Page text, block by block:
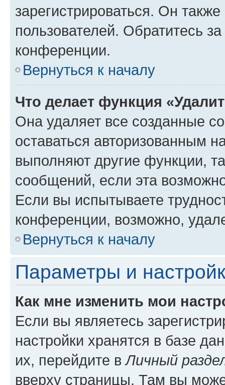
зарегистрироваться. Он
пользователей. Обратитесь
конференции.
Вернуться к началу
Что делает функция
Она удаляет все созданные
оставаться авторизованным
выполняют другие функции,
сообщений, если эта
Если вы испытываете
конференции, возможно,
Вернуться к началу
Параметры и
Как мне изменить мои
Если вы являетесь
настройки хранятся в базе
их, перейдите вЛичный
вверху страницы. Там вы